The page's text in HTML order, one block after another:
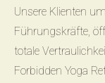
Unsere Klienten
Führungskräfte,
totale
Forbidden Yoga